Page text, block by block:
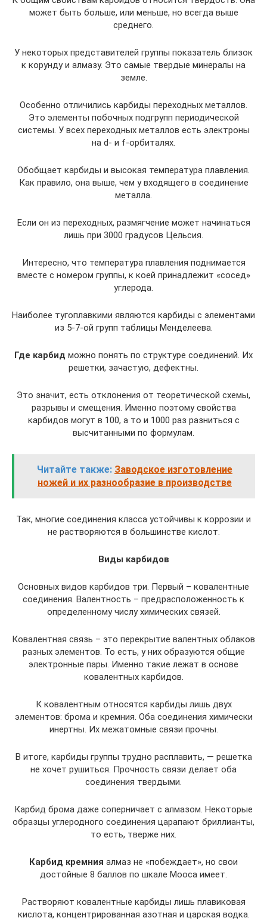
может быть больше, или меньше, но всегда выше
среднего.
У некоторых представителей группы показатель близок
к корунду и алмазу. Это самые твердые минералы на
земле.
Особенно отличились карбиды переходных металлов.
Это элементы побочных подгрупп периодической
системы. У всех переходных металлов есть электроны
на d- и f-орбиталях.
Обобщает карбиды и высокая температура плавления.
Как правило, она выше, чем у входящего в соединение
металла.
Если он из переходных, размягчение может начинаться
лишь при 3000 градусов Цельсия.
Интересно, что температура плавления поднимается
вместе с номером группы, к коей принадлежит «сосед»
углерода.
Наиболее тугоплавкими являются карбиды с элементами
из 5-7-ой групп таблицы Менделеева.
Где карбид можно понять по структуре соединений. Их
решетки, зачастую, дефектны.
Это значит, есть отклонения от теоретической схемы,
разрывы и смещения. Именно поэтому свойства
карбидов могут в 100, а то и 1000 раз разниться с
высчитанными по формулам.
Читайте также: Заводское изготовление
ножей и их разнообразие в производстве
Так, многие соединения класса устойчивы к коррозии и
не растворяются в большинстве кислот.
Виды карбидов
Основных видов карбидов три. Первый – ковалентные
соединения. Валентность – предрасположенность к
определенному числу химических связей.
Ковалентная связь – это перекрытие валентных облаков
разных элементов. То есть, у них образуются общие
электронные пары. Именно такие лежат в основе
ковалентных карбидов.
К ковалентным относятся карбиды лишь двух
элементов: брома и кремния. Оба соединения химически
инертны. Их межатомные связи прочны.
В итоге, карбиды группы трудно расплавить, — решетка
не хочет рушиться. Прочность связи делает оба
соединения твердыми.
Карбид брома даже соперничает с алмазом. Некоторые
образцы углеродного соединения царапают бриллианты,
то есть, тверже них.
Карбид кремния алмаз не «побеждает», но свои
достойные 8 баллов по шкале Мооса имеет.
Растворяют ковалентные карбиды лишь плавиковая
кислота, концентрированная азотная и царская водка.